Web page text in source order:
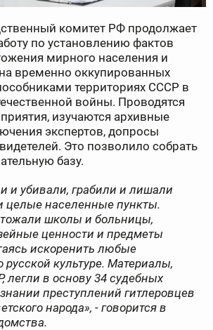
комитет РФ продолжает
по установлению фактов
мирного населения и
временно оккупированных
территориях СССР в
войны. Проводятся
изучаются архивные
экспертов, допросы
Это позволило собрать
базу.
и убивали, грабили и лишали
целые населенные пункты.
школы и больницы,
ценности и предметы
искоренить любые
культуре. Материалы,
легли в основу 34 судебных
преступлений гитлеровцев
народа», - говорится в